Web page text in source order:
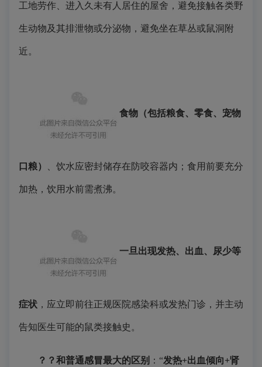
工地劳作、进入久未有人居住的屋舍，避免接触各类野
生动物及其排泄物或分泌物，避免坐在草丛或鼠洞附
近。
食物（包括粮食、零食、宠物
口粮） 、饮水应密封储存在防咬容器内；食用前要充分
加热，饮用水前需煮沸。
一旦出现发热、出血、尿少等
症状 ，应立即前往正规医院感染科或发热门诊，并主动
告知医生可能的鼠类接触史。
？？和普通感冒最大的区别 ：“发热+出血倾向+肾